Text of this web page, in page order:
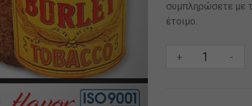
συμπληρώσετε με
έτοιμο.
+
BY
-